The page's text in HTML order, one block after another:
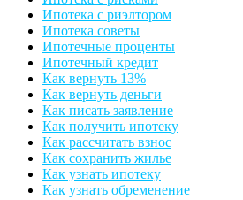
Ипотека с риэлтором
Ипотека советы
Ипотечные проценты
Ипотечный кредит
Как вернуть 13%
Как вернуть деньги
Как писать заявление
Как получить ипотеку
Как рассчитать взнос
Как сохранить жилье
Как узнать ипотеку
Как узнать обременение